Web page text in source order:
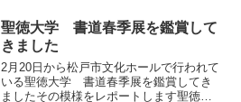
ンをご用意してお待ちしております。
【グランドオー...
聖徳大学 書道春季展を鑑賞して
きました
2月20日から松戸市文化ホールで行われて
いる聖徳大学 書道春季展を鑑賞してき
ましたその模様をレポートします聖徳大